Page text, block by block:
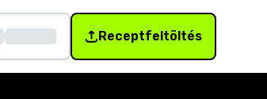
Receptfeltöltés